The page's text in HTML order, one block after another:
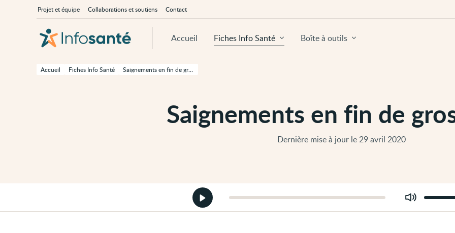
Saignements en fin de
Dernière mise à jour le 29 avril 2020
Accueil Fiches Info Santé Saignements en fin de grossesse
principale
Accueil Fiches Info Santé Boîte à outils
À
propos
Projet et équipe Collaborations et soutiens Contact
Démarrer
la
version
Modifier
volume